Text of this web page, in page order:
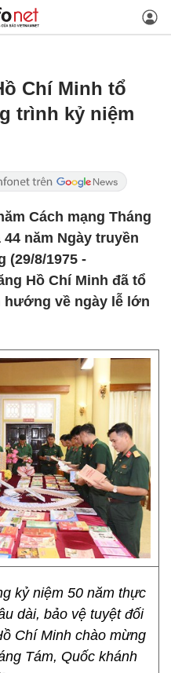
Chí Minh tổ
trình kỷ niệm
Cách mạng Tháng
năm Ngày truyền
(29/8/1975 -
Hồ Chí Minh đã tổ
về ngày lễ lớn
kỷ niệm 50 năm thực
dài, bảo vệ tuyệt đối
Chí Minh chào mừng
Tám, Quốc khánh